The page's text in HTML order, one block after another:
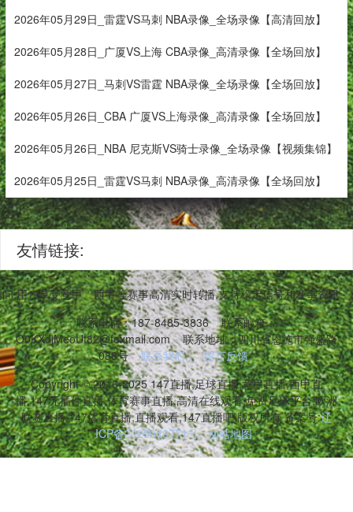
2026年05月29日_雷霆VS马刺 NBA录像_全场录像【高清回放】
2026年05月28日_广厦VS上海 CBA录像_高清录像【全场回放】
2026年05月27日_马刺VS雷霆 NBA录像_全场录像【全场回放】
2026年05月26日_CBA 广厦VS上海录像_高清录像【全场回放】
2026年05月26日_NBA 尼克斯VS骑士录像_全场录像【视频集锦】
2026年05月25日_雷霆VS马刺 NBA录像_高清录像【全场回放】
友情链接:
,用户享受意甲、西甲等赛事高清实时转播,支持稳定信号和赛事资讯
联系电话：187-8485-3836
联系邮箱：
O0KXdjMeoUt82@foxmail.com
联系地址：四川省恩施市强盛路
088号
联系我们
留言反馈
Copyright © 2016-2025 147直播,足球直播,意甲直播,西甲直
播,147无插件直播,体育赛事直播,高清在线观看,免费足球平台,欧洲
联赛直播,147体育直播,直播观看,147直播吧 版权所有 备案号:辽
ICP备2025049771号 网站地图